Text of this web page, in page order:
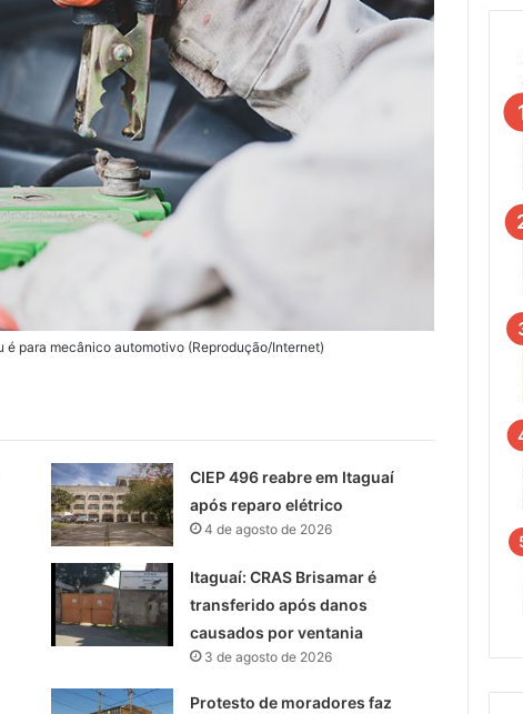
para mecânico automotivo (Reprodução/Internet)
CIEP 496 reabre em Itaguaí
após reparo elétrico
4 de agosto de 2026
Itaguaí: CRAS Brisamar é
transferido após danos
causados por ventania
3 de agosto de 2026
Protesto de moradores faz